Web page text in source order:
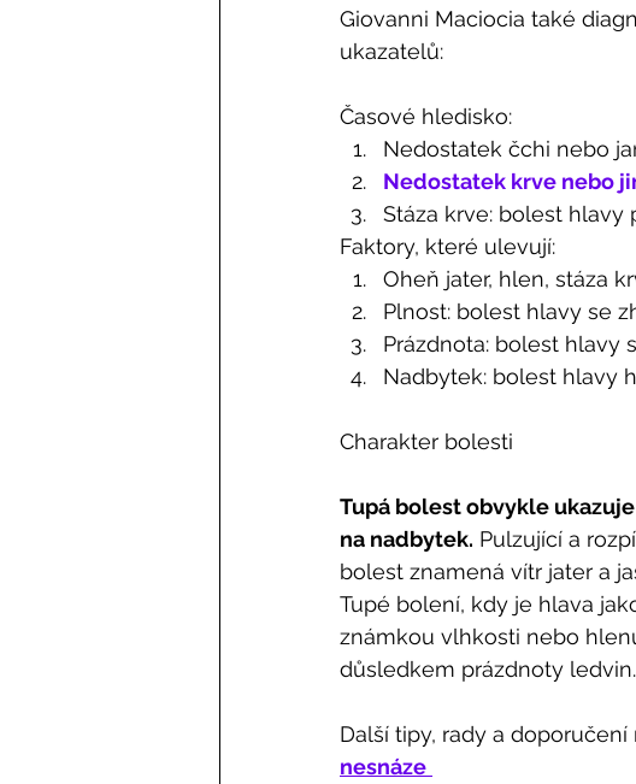
Giovanni Maciocia také
ukazatelů:
Časové hledisko:
Nedostatek čchi nebo
Nedostatek krve nebo
Stáza krve: bolest hlavy
Faktory, které ulevují:
Oheň jater, hlen, stáza
Plnost: bolest hlavy se
Prázdnota: bolest hlavy
Nadbytek: bolest hlavy
Charakter bolesti
Tupá bolest obvykle
na nadbytek. Pulzující a
bolest znamená vítr jater a
Tupé bolení, kdy je hlava
známkou vlhkosti nebo
důsledkem prázdnoty ledvin.
Další tipy, rady a doporučení
nesnáze